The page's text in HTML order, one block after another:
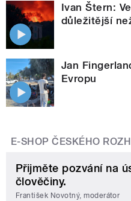
Ivan Štern:
důležitější
Jan
Evropu
E-SHOP ČESKÉHO
Přijměte pozvání na
člověčiny.
František Novotný, moderátor